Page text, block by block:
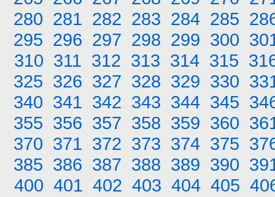
280 281 282 283 284 285
295 296 297 298 299 300
310 311 312 313 314 315
325 326 327 328 329 330
340 341 342 343 344 345
355 356 357 358 359 360
370 371 372 373 374 375
385 386 387 388 389 390
400 401 402 403 404 405